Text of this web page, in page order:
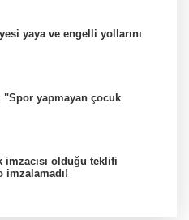
yaya ve engelli yollarını
"Spor yapmayan çocuk
imzacısı olduğu teklifi
imzalamadı!